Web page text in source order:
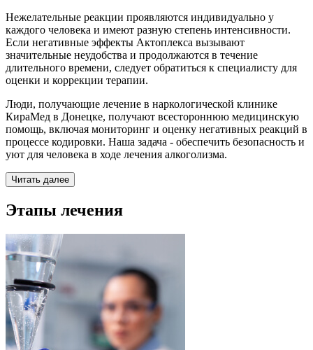
Нежелательные реакции проявляются индивидуально у
каждого человека и имеют разную степень интенсивности.
Если негативные эффекты Актоплекса вызывают
значительные неудобства и продолжаются в течение
длительного времени, следует обратиться к специалисту для
оценки и коррекции терапии.
Люди, получающие лечение в наркологической клинике
КираМед в Донецке, получают всестороннюю медицинскую
помощь, включая мониторинг и оценку негативных реакций в
процессе кодировки. Наша задача - обеспечить безопасность и
уют для человека в ходе лечения алкоголизма.
Читать далее
Этапы лечения